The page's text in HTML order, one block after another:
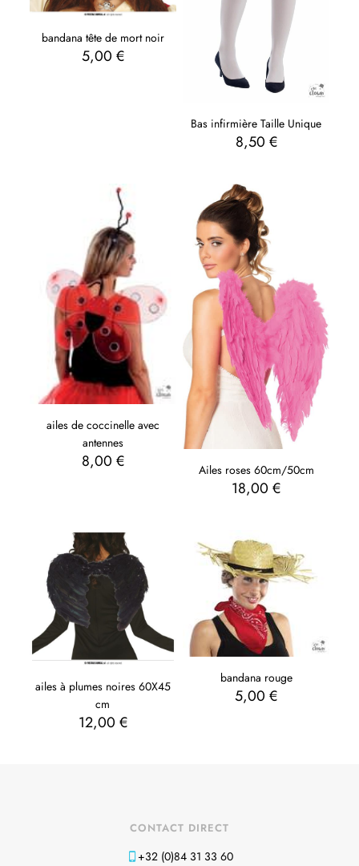
bandana tête de mort noir
5,00 €
Bas infirmière Taille Unique
8,50 €
ailes de coccinelle avec
antennes
8,00 € Ailes roses 60cm/50cm
18,00 €
ailes à plumes noires 60X45
cm
12,00 €
bandana rouge
5,00 €
CONTACT DIRECT
+32 (0)84 31 33 60